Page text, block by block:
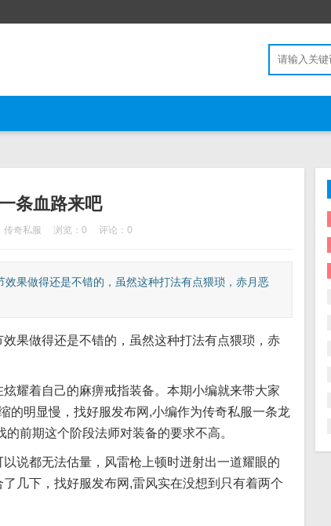
条血路来吧
传奇私服 浏览：0 评论：0
果做得还是不错的，虽然这种打法有点猥琐，赤月恶
做得还是不错的，虽然这种打法有点猥琐，赤
着自己的麻痹戒指装备。本期小编就来带大家
的明显慢，找好服发布网,小编作为传奇私服一条龙
前期这个阶段法师对装备的要求不高。
都无法估量，风雷枪上顿时迸射出一道耀眼的
几下，找好服发布网,雷风实在没想到只有着两个